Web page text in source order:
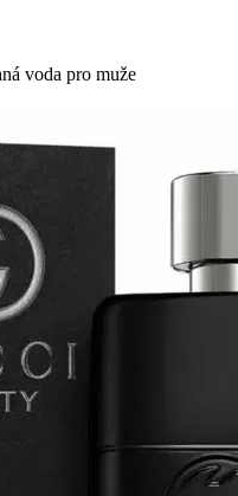
voda pro muže